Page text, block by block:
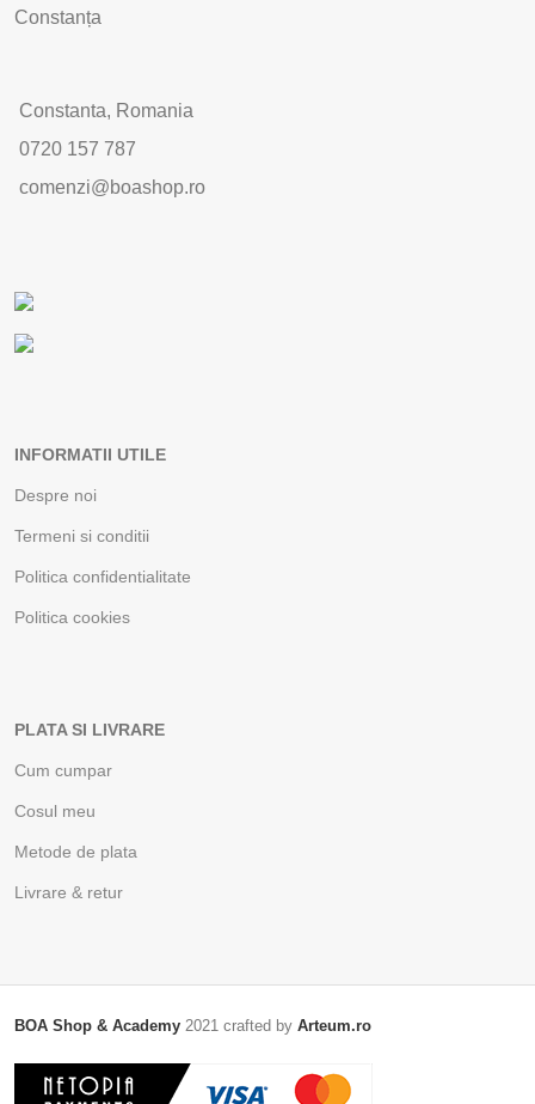
Constanța
Constanta, Romania
0720 157 787
comenzi@boashop.ro
INFORMATII UTILE
Despre noi
Termeni si conditii
Politica confidentialitate
Politica cookies
PLATA SI LIVRARE
Cum cumpar
Cosul meu
Metode de plata
Livrare & retur
BOA Shop & Academy 2021 crafted by Arteum.ro